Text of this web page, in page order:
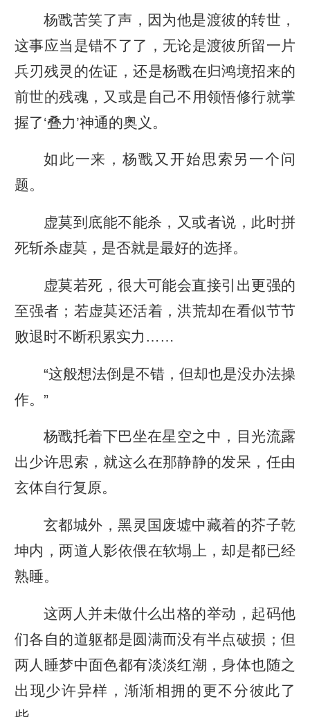
杨戬苦笑了声，因为他是渡彼的转世，
这事应当是错不了了，无论是渡彼所留一片
兵刃残灵的佐证，还是杨戬在归鸿境招来的
前世的残魂，又或是自己不用领悟修行就掌
握了‘叠力’神通的奥义。
如此一来，杨戬又开始思索另一个问
题。
虚莫到底能不能杀，又或者说，此时拼
死斩杀虚莫，是否就是最好的选择。
虚莫若死，很大可能会直接引出更强的
至强者；若虚莫还活着，洪荒却在看似节节
败退时不断积累实力……
“这般想法倒是不错，但却也是没办法操
作。”
杨戬托着下巴坐在星空之中，目光流露
出少许思索，就这么在那静静的发呆，任由
玄体自行复原。
玄都城外，黑灵国废墟中藏着的芥子乾
坤内，两道人影依偎在软塌上，却是都已经
熟睡。
这两人并未做什么出格的举动，起码他
们各自的道躯都是圆满而没有半点破损；但
两人睡梦中面色都有淡淡红潮，身体也随之
出现少许异样，渐渐相拥的更不分彼此了